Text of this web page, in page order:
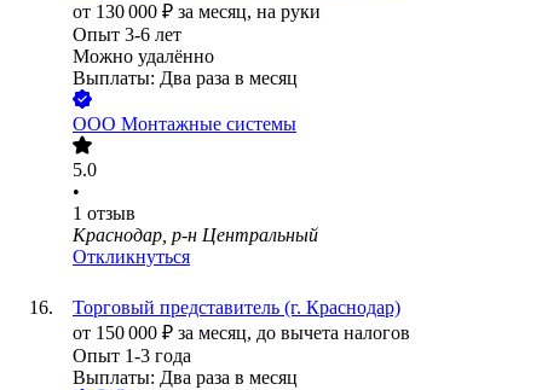
от 130 000 ₽ за месяц, на руки
Опыт 3-6 лет
Можно удалённо
Выплаты: Два раза в месяц
ООО Монтажные системы
5.0
•
1 отзыв
Краснодар, р-н Центральный
Откликнуться
Торговый представитель (г. Краснодар)
от 150 000 ₽ за месяц, до вычета налогов
Опыт 1-3 года
Выплаты: Два раза в месяц